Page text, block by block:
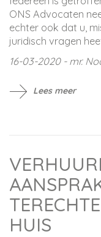
ONS Advocaten
echter ook dat u,
juridisch vragen
16-03-2020 - mr.
Lees meer
HUIS